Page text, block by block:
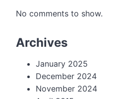
No comments to show.
Archives
January 2025
December 2024
November 2024